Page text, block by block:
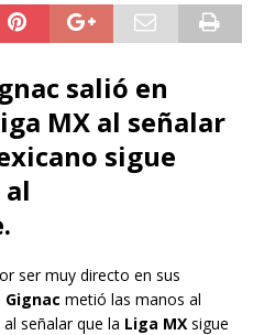
salió en
MX al señalar
sigue
ser muy directo en sus
metió las manos al
señalar que la Liga MX sigue